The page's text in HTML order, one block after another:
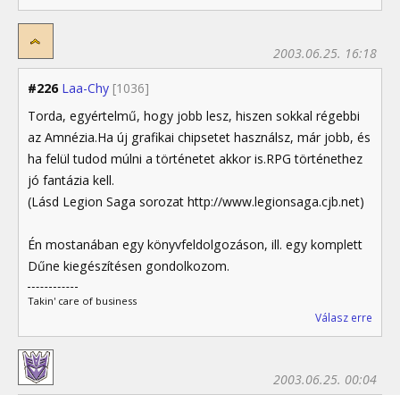
#226 Laa-Chy [1036]
2003.06.25. 16:18
Torda, egyértelmű, hogy jobb lesz, hiszen sokkal régebbi
az Amnézia.Ha új grafikai chipsetet használsz, már jobb, és
ha felül tudod múlni a történetet akkor is.RPG történethez
jó fantázia kell.
(Lásd Legion Saga sorozat http://www.legionsaga.cjb.net)
Én mostanában egy könyvfeldolgozáson, ill. egy komplett
Dűne kiegészítésen gondolkozom.
Takin' care of business
Válasz erre
2003.06.25. 00:04